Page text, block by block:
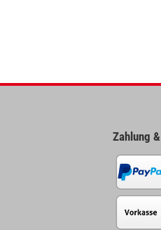
Zahlung